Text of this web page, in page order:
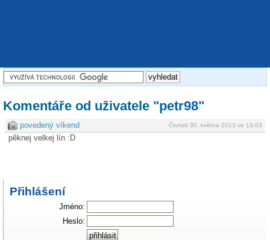
Komentáře od uživatele "petr98"
Čtvrtek 30. května 2013 ve 13:03
povedený víkend
pěknej velkej lín :D
Přihlášení
Jméno:
Heslo: